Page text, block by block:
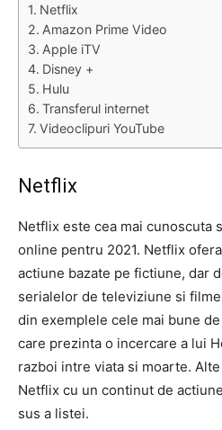
Netflix
Amazon Prime Video
Apple iTV
Disney +
Hulu
Transferul internet
Videoclipuri YouTube
Netflix
Netflix este cea mai cunoscuta
online pentru 2021. Netflix
actiune bazate pe fictiune, dar
serialelor de televiziune si
din exemplele cele mai bune
care prezinta o incercare a lui
razboi intre viata si moarte.
Netflix cu un continut de
sus a listei.